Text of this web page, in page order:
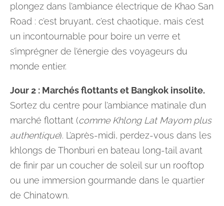
plongez dans l’ambiance électrique de Khao San
Road : c’est bruyant, c’est chaotique, mais c’est
un incontournable pour boire un verre et
s’imprégner de l’énergie des voyageurs du
monde entier.
Jour 2 : Marchés flottants et Bangkok insolite.
Sortez du centre pour l’ambiance matinale d’un
marché flottant (comme Khlong Lat Mayom plus
authentique). L’après-midi, perdez-vous dans les
khlongs de Thonburi en bateau long-tail avant
de finir par un coucher de soleil sur un rooftop
ou une immersion gourmande dans le quartier
de Chinatown.